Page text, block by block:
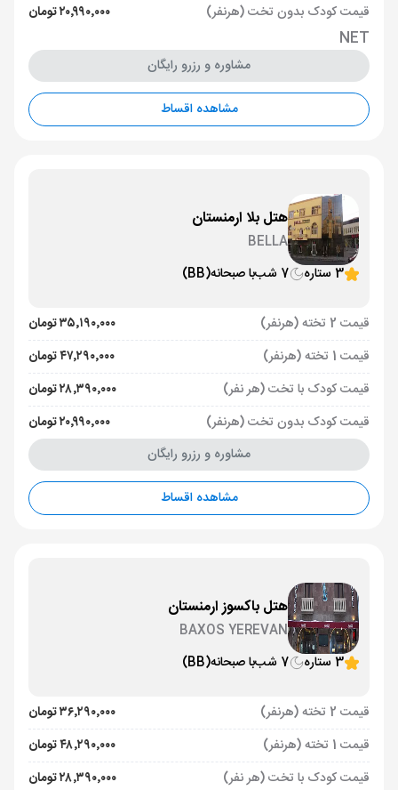
قیمت کودک بدون تخت (هرنفر)
۲۰٬۹۹۰٬۰۰۰ تومان
NET
مشاوره و رزرو رایگان
مشاهده اقساط
هتل بلا ارمنستان
BELLA
3 ستاره
7 شب با صبحانه(BB)
قیمت 2 تخته (هرنفر)
۳۵٬۱۹۰٬۰۰۰ تومان
قیمت 1 تخته (هرنفر)
۴۷٬۲۹۰٬۰۰۰ تومان
قیمت کودک با تخت (هر نفر)
۲۸٬۳۹۰٬۰۰۰ تومان
قیمت کودک بدون تخت (هرنفر)
۲۰٬۹۹۰٬۰۰۰ تومان
مشاوره و رزرو رایگان
مشاهده اقساط
هتل باکسوز ارمنستان
BAXOS YEREVAN
3 ستاره
7 شب با صبحانه(BB)
قیمت 2 تخته (هرنفر)
۳۶٬۲۹۰٬۰۰۰ تومان
قیمت 1 تخته (هرنفر)
۴۸٬۲۹۰٬۰۰۰ تومان
قیمت کودک با تخت (هر نفر)
۲۸٬۳۹۰٬۰۰۰ تومان